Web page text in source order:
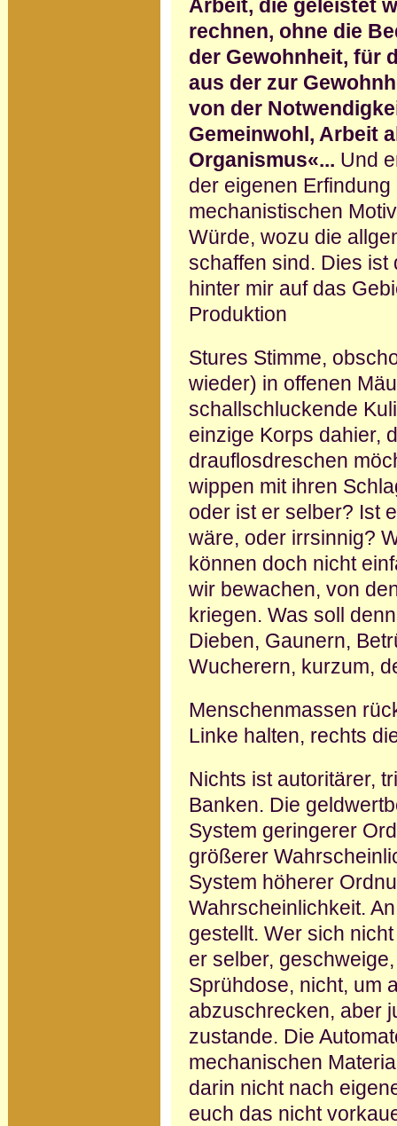
Arbeit, die geleistet
rechnen, ohne die
der Gewohnheit, für
aus der zur
von der
Gemeinwohl, Arbeit
Organismus«... Und
der eigenen
mechanistischen
Würde, wozu die
schaffen sind. Dies
hinter mir auf das
Produktion
Stures Stimme,
wieder) in offenen
schallschluckende
einzige Korps dahier,
drauflosdreschen
wippen mit ihren
oder ist er selber? Ist
wäre, oder irrsinnig?
können doch nicht
wir bewachen, von
kriegen. Was soll
Dieben, Gaunern,
Wucherern, kurzum,
Menschenmassen
Linke halten, rechts
Nichts ist autoritärer,
Banken. Die
System geringerer
größerer
System höherer
Wahrscheinlichkeit.
gestellt. Wer sich
er selber,
Sprühdose, nicht, um
abzuschrecken, aber
zustande. Die
mechanischen
darin nicht nach
euch das nicht